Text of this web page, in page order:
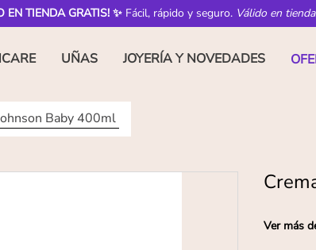
EN TIENDA GRATIS! ✨ Fácil, rápido y seguro. Válido en
UÑAS JOYERÍA Y NOVEDADES
Baby 400ml
Ver más